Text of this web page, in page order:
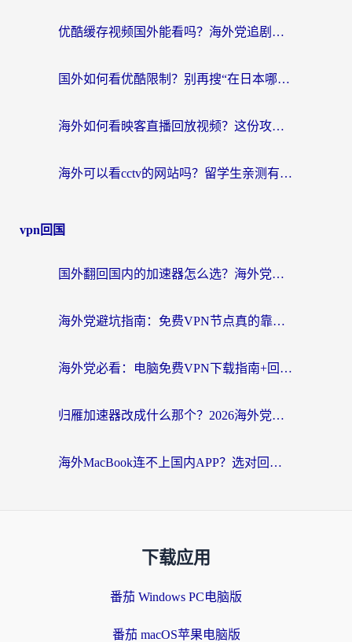
优酷缓存视频国外能看吗？海外党追剧看片的终极解决方案来了
国外如何看优酷限制？别再搜“在日本哪个软件可以看中国电视剧”，这篇教你搞定
海外如何看映客直播回放视频？这份攻略帮你搞定（附腾讯优酷观看技巧）
海外可以看cctv的网站吗？留学生亲测有效的回国追剧方案
vpn回国
国外翻回国内的加速器怎么选？海外党亲测实用指南，告别地域限制
海外党避坑指南：免费VPN节点真的靠谱吗？教你选对回国加速器无缝访问国内资源
海外党必看：电脑免费VPN下载指南+回国加速器选择全攻略，告别地区限制
归雁加速器改成什么那个？2026海外党回国加速全攻略：告别地区限制，轻松刷剧玩游戏
海外MacBook连不上国内APP？选对回国VPN，告别地区限制的烦恼
下载应用
番茄 Windows PC电脑版
番茄 macOS苹果电脑版